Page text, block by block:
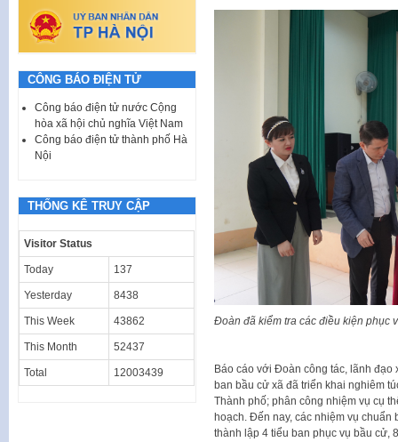
Đoàn đã kiểm tra các điều kiện phục
Báo cáo với Đoàn công tác, lãnh
ban bầu cử xã đã triển khai nghiêm
Thành phố; phân công nhiệm vụ cụ
hoạch. Đến nay, các nhiệm vụ
thành lập 4 tiểu ban phục vụ bầu cử,
CÔNG BÁO ĐIỆN TỬ
Công báo điện tử nước Cộng
hòa xã hội chủ nghĩa Việt Nam
Công báo điện tử thành phố Hà
Nội
THỐNG KÊ TRUY CẬP
Visitor Status
Today 137
Yesterday 8438
This Week 43862
This Month 52437
Total 12003439